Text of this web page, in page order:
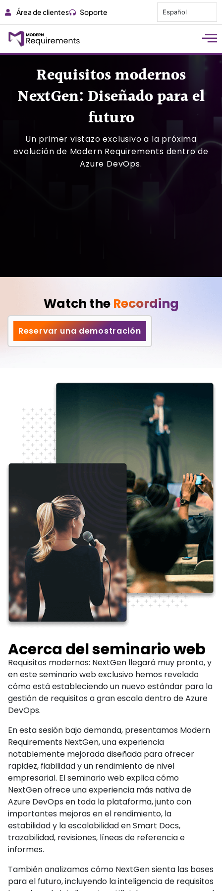
Área de clientes Soporte Español
Requisitos modernos
NextGen: Diseñado para el
futuro
Un primer vistazo exclusivo a la próxima
evolución de Modern Requirements dentro de
Azure DevOps.
Watch the Recording
Reservar una demostración
Acerca del seminario web
Requisitos modernos: NextGen llegará muy pronto, y
en este seminario web exclusivo hemos revelado
cómo está estableciendo un nuevo estándar para la
gestión de requisitos a gran escala dentro de Azure
DevOps.
En esta sesión bajo demanda, presentamos Modern
Requirements NextGen, una experiencia
notablemente mejorada diseñada para ofrecer
rapidez, fiabilidad y un rendimiento de nivel
empresarial. El seminario web explica cómo
NextGen ofrece una experiencia más nativa de
Azure DevOps en toda la plataforma, junto con
importantes mejoras en el rendimiento, la
estabilidad y la escalabilidad en Smart Docs,
trazabilidad, revisiones, líneas de referencia e
informes.
También analizamos cómo NextGen sienta las bases
para el futuro, incluyendo la inteligencia de requisitos